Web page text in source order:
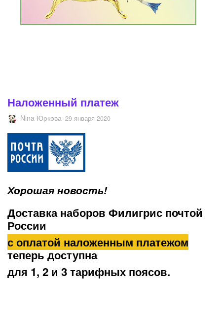
Наложенный платеж
Nina Юркова 29 января 2020
Хорошая новость!
Доставка наборов Филигрис почтой
России
с оплатой наложенным платежом
теперь доступна
для 1, 2 и 3 тарифных поясов.